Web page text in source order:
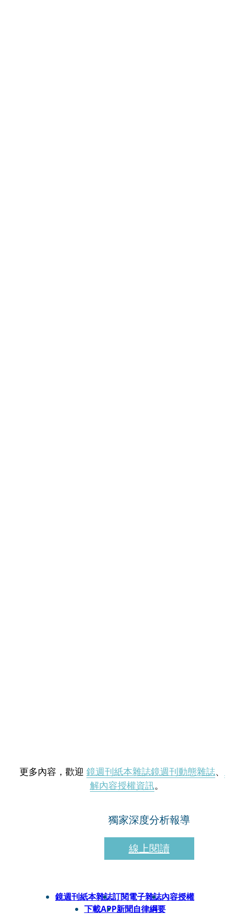
更多內容，歡迎 鏡週刊紙本雜誌鏡週刊動態雜誌、
解內容授權資訊。
獨家深度分析報導
線上閱讀
鏡週刊紙本雜誌訂閱電子雜誌內容授權
下載APP新聞自律綱要